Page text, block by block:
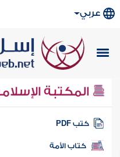
عربي
المكتبة
كتب PDF